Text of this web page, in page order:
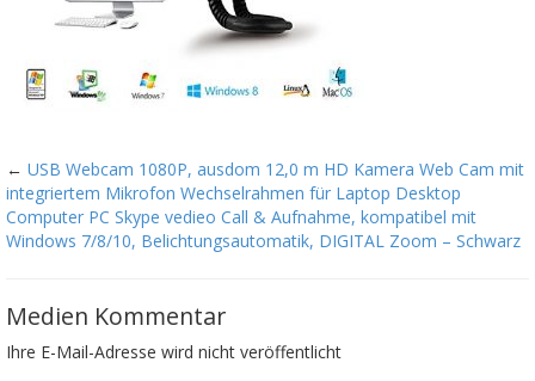
← USB Webcam 1080P, ausdom 12,0 m HD Kamera Web Cam mit
integriertem Mikrofon Wechselrahmen für Laptop Desktop
Computer PC Skype vedieo Call & Aufnahme, kompatibel mit
Windows 7/8/10, Belichtungsautomatik, DIGITAL Zoom – Schwarz
Medien Kommentar
Ihre E-Mail-Adresse wird nicht veröffentlicht